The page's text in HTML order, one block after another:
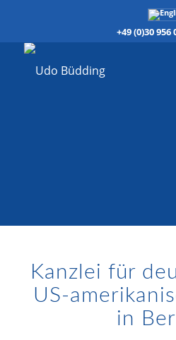
+49 (0)30 956
Kanzlei für
US-
in